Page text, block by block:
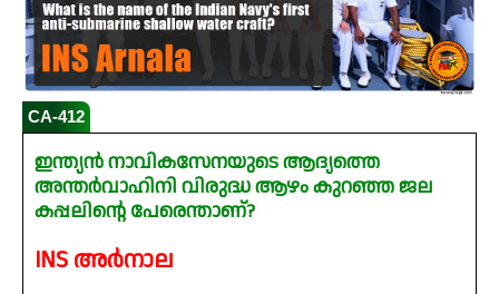
CA-412
ഇന്ത്യൻ നാവികസേനയുടെ ആദ്യത്തെ
അന്തർവാഹിനി വിരുദ്ധ ആഴം കുറഞ്ഞ ജല
കപ്പലിന്റെ പേരെന്താണ്?
INS അർനാല